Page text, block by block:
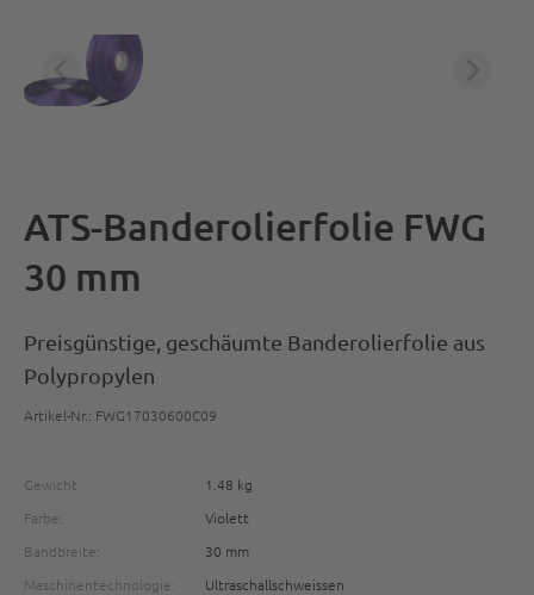
ATS-Banderolierfolie FWG
30 mm
Preisgünstige, geschäumte Banderolierfolie aus
Polypropylen
Artikel-Nr.: FWG17030600C09
Gewicht
1.48 kg
Farbe:
Violett
Bandbreite:
30 mm
Maschinentechnologie:
Ultraschallschweissen